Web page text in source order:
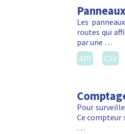
Les
routes qui
par une …
API
CSV
Pour
Ce compteur
…